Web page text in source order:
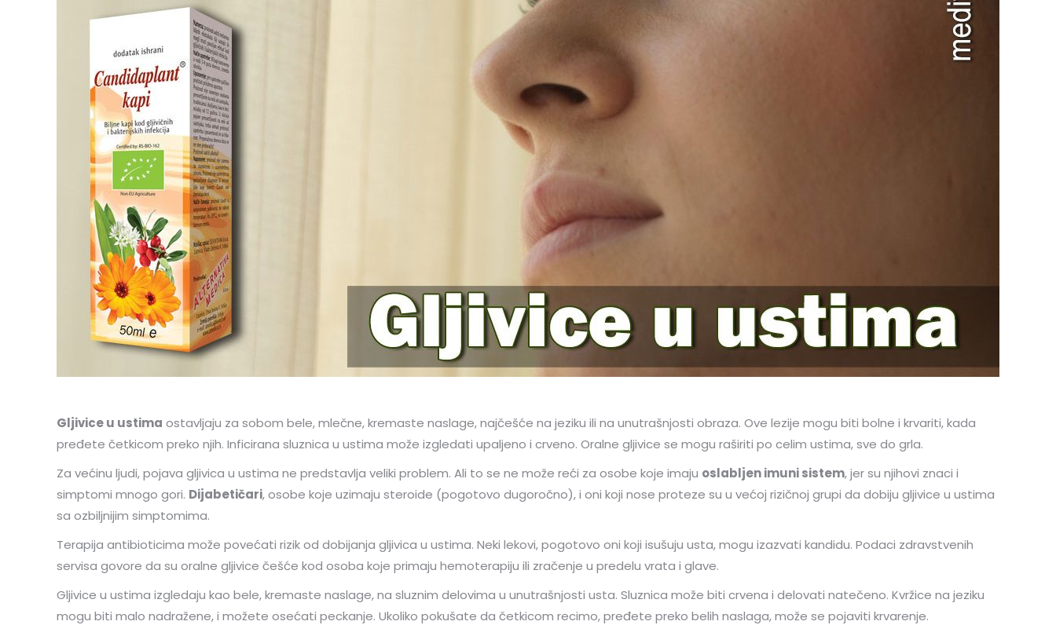
Gljivice u ustima ostavljaju za sobom bele, mlečne, kremaste naslage, najčešće na jeziku ili na unutrašnjosti obraza. Ove lezije mogu biti bolne i krvariti, kada
pređete četkicom preko njih. Inficirana sluznica u ustima može izgledati upaljeno i crveno. Oralne gljivice se mogu raširiti po celim ustima, sve do grla.
Za većinu ljudi, pojava gljivica u ustima ne predstavlja veliki problem. Ali to se ne može reći za osobe koje imaju oslabljen imuni sistem, jer su njihovi znaci i
simptomi mnogo gori. Dijabetičari, osobe koje uzimaju steroide (pogotovo dugoročno), i oni koji nose proteze su u većoj rizičnoj grupi da dobiju gljivice u ustima
sa ozbiljnijim simptomima.
Terapija antibioticima može povećati rizik od dobijanja gljivica u ustima. Neki lekovi, pogotovo oni koji isušuju usta, mogu izazvati kandidu. Podaci zdravstvenih
servisa govore da su oralne gljivice češće kod osoba koje primaju hemoterapiju ili zračenje u predelu vrata i glave.
Gljivice u ustima izgledaju kao bele, kremaste naslage, na sluznim delovima u unutrašnjosti usta. Sluznica može biti crvena i delovati natečeno. Kvržice na jeziku
mogu biti malo nadražene, i možete osećati peckanje. Ukoliko pokušate da četkicom recimo, pređete preko belih naslaga, može se pojaviti krvarenje.